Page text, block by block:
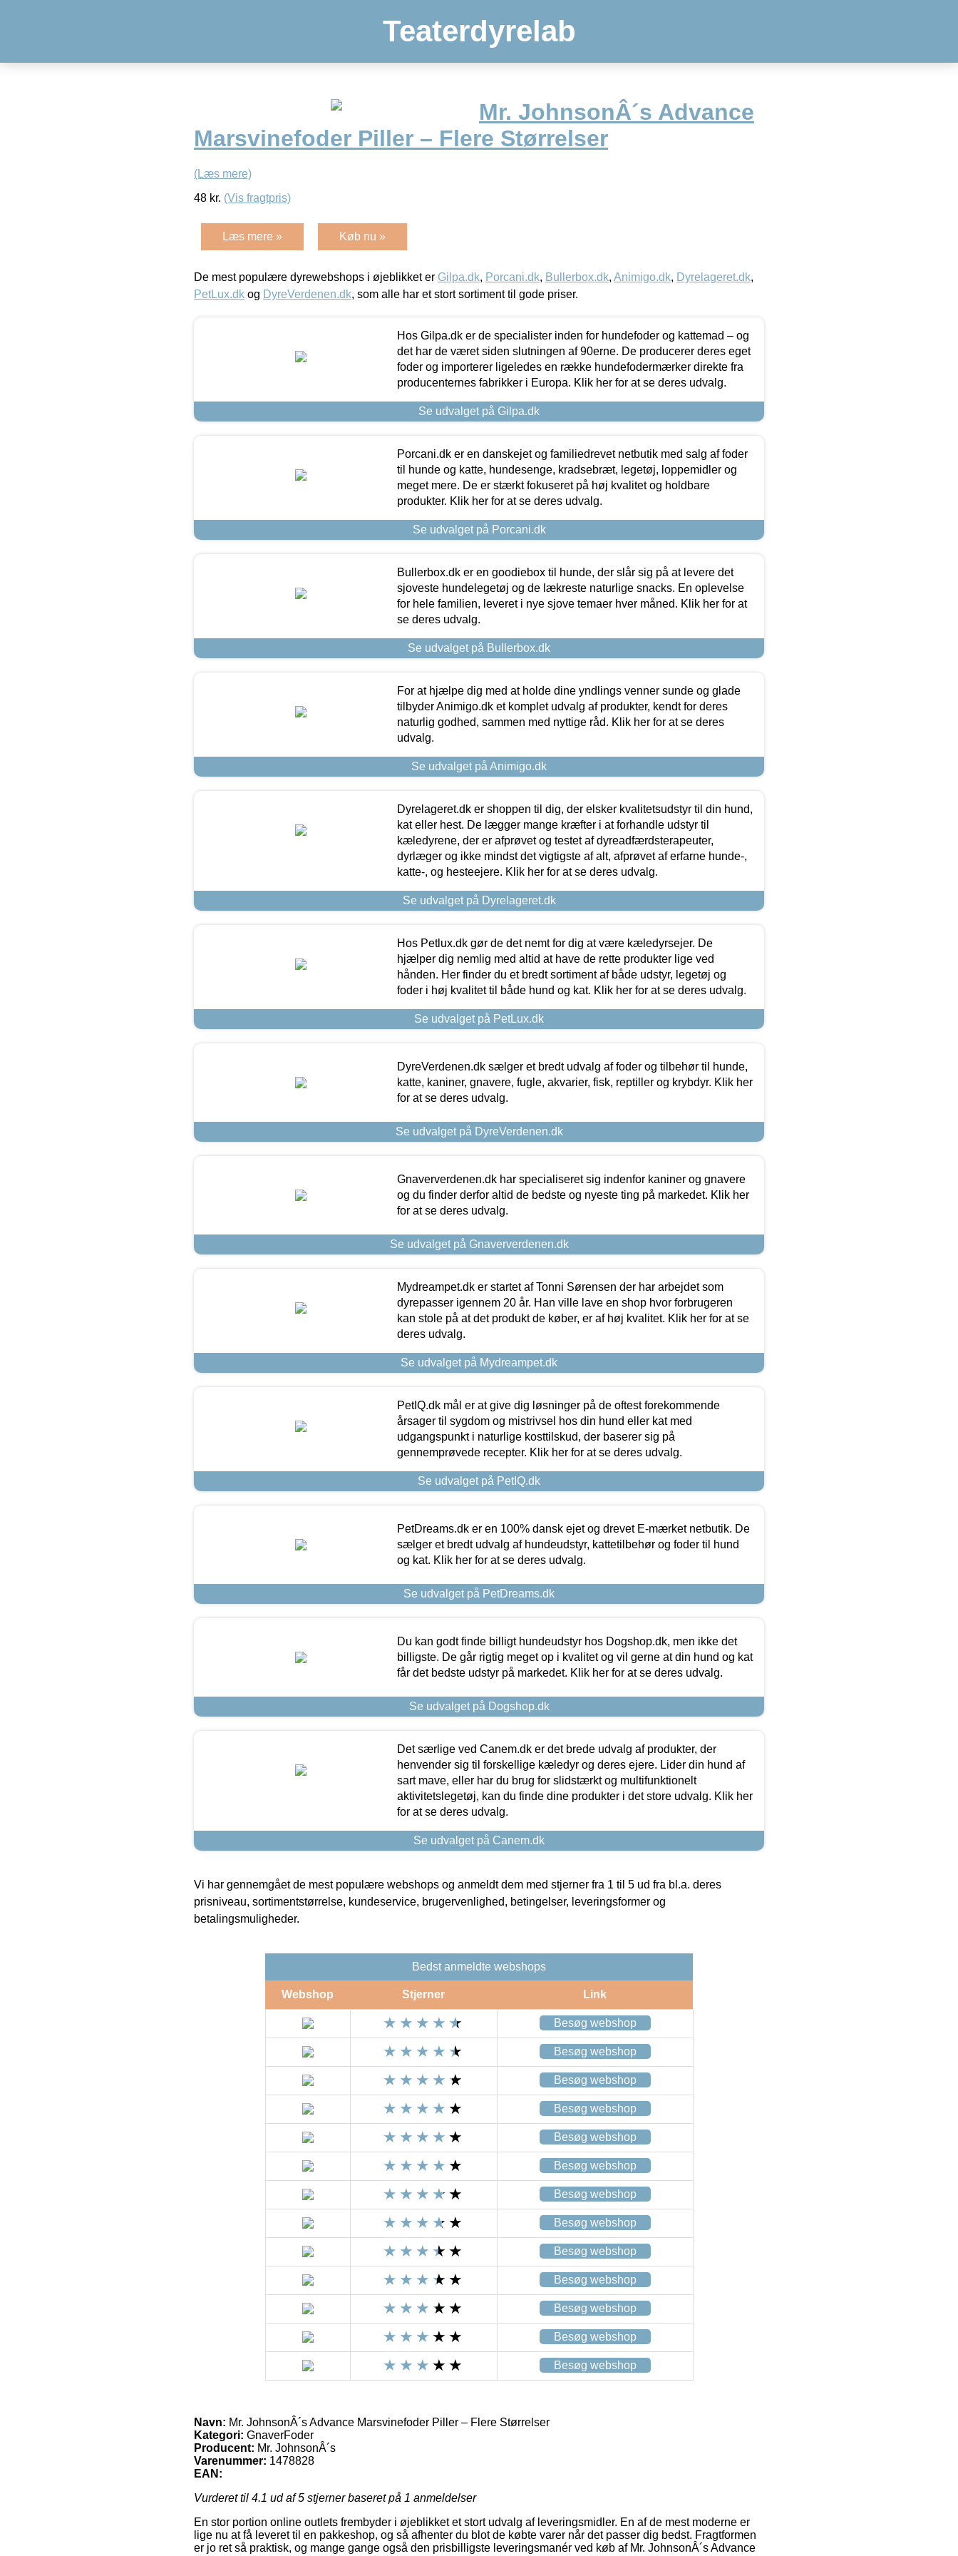
Teaterdyrelab
Mr. JohnsonÂ´s Advance
Marsvinefoder Piller – Flere Størrelser
(Læs mere)
48 kr. (Vis fragtpris)
Læs mere » Køb nu »
De mest populære dyrewebshops i øjeblikket er Gilpa.dk, Porcani.dk, Bullerbox.dk, Animigo.dk, Dyrelageret.dk,
PetLux.dk og DyreVerdenen.dk, som alle har et stort sortiment til gode priser.
Hos Gilpa.dk er de specialister inden for hundefoder og kattemad – og
det har de været siden slutningen af 90erne. De producerer deres eget
foder og importerer ligeledes en række hundefodermærker direkte fra
producenternes fabrikker i Europa. Klik her for at se deres udvalg.
Se udvalget på Gilpa.dk
Porcani.dk er en danskejet og familiedrevet netbutik med salg af foder
til hunde og katte, hundesenge, kradsebræt, legetøj, loppemidler og
meget mere. De er stærkt fokuseret på høj kvalitet og holdbare
produkter. Klik her for at se deres udvalg.
Se udvalget på Porcani.dk
Bullerbox.dk er en goodiebox til hunde, der slår sig på at levere det
sjoveste hundelegetøj og de lækreste naturlige snacks. En oplevelse
for hele familien, leveret i nye sjove temaer hver måned. Klik her for at
se deres udvalg.
Se udvalget på Bullerbox.dk
For at hjælpe dig med at holde dine yndlings venner sunde og glade
tilbyder Animigo.dk et komplet udvalg af produkter, kendt for deres
naturlig godhed, sammen med nyttige råd. Klik her for at se deres
udvalg.
Se udvalget på Animigo.dk
Dyrelageret.dk er shoppen til dig, der elsker kvalitetsudstyr til din hund,
kat eller hest. De lægger mange kræfter i at forhandle udstyr til
kæledyrene, der er afprøvet og testet af dyreadfærdsterapeuter,
dyrlæger og ikke mindst det vigtigste af alt, afprøvet af erfarne hunde-,
katte-, og hesteejere. Klik her for at se deres udvalg.
Se udvalget på Dyrelageret.dk
Hos Petlux.dk gør de det nemt for dig at være kæledyrsejer. De
hjælper dig nemlig med altid at have de rette produkter lige ved
hånden. Her finder du et bredt sortiment af både udstyr, legetøj og
foder i høj kvalitet til både hund og kat. Klik her for at se deres udvalg.
Se udvalget på PetLux.dk
DyreVerdenen.dk sælger et bredt udvalg af foder og tilbehør til hunde,
katte, kaniner, gnavere, fugle, akvarier, fisk, reptiller og krybdyr. Klik her
for at se deres udvalg.
Se udvalget på DyreVerdenen.dk
Gnaververdenen.dk har specialiseret sig indenfor kaniner og gnavere
og du finder derfor altid de bedste og nyeste ting på markedet. Klik her
for at se deres udvalg.
Se udvalget på Gnaververdenen.dk
Mydreampet.dk er startet af Tonni Sørensen der har arbejdet som
dyrepasser igennem 20 år. Han ville lave en shop hvor forbrugeren
kan stole på at det produkt de køber, er af høj kvalitet. Klik her for at se
deres udvalg.
Se udvalget på Mydreampet.dk
PetIQ.dk mål er at give dig løsninger på de oftest forekommende
årsager til sygdom og mistrivsel hos din hund eller kat med
udgangspunkt i naturlige kosttilskud, der baserer sig på
gennemprøvede recepter. Klik her for at se deres udvalg.
Se udvalget på PetIQ.dk
PetDreams.dk er en 100% dansk ejet og drevet E-mærket netbutik. De
sælger et bredt udvalg af hundeudstyr, kattetilbehør og foder til hund
og kat. Klik her for at se deres udvalg.
Se udvalget på PetDreams.dk
Du kan godt finde billigt hundeudstyr hos Dogshop.dk, men ikke det
billigste. De går rigtig meget op i kvalitet og vil gerne at din hund og kat
får det bedste udstyr på markedet. Klik her for at se deres udvalg.
Se udvalget på Dogshop.dk
Det særlige ved Canem.dk er det brede udvalg af produkter, der
henvender sig til forskellige kæledyr og deres ejere. Lider din hund af
sart mave, eller har du brug for slidstærkt og multifunktionelt
aktivitetslegetøj, kan du finde dine produkter i det store udvalg. Klik her
for at se deres udvalg.
Se udvalget på Canem.dk
Vi har gennemgået de mest populære webshops og anmeldt dem med stjerner fra 1 til 5 ud fra bl.a. deres
prisniveau, sortimentstørrelse, kundeservice, brugervenlighed, betingelser, leveringsformer og
betalingsmuligheder.
Bedst anmeldte webshops
Webshop Stjerner Link
Besøg webshop
Besøg webshop
Besøg webshop
Besøg webshop
Besøg webshop
Besøg webshop
Besøg webshop
Besøg webshop
Besøg webshop
Besøg webshop
Besøg webshop
Besøg webshop
Besøg webshop
Navn: Mr. JohnsonÂ´s Advance Marsvinefoder Piller – Flere Størrelser
Kategori: GnaverFoder
Producent: Mr. JohnsonÂ´s
Varenummer: 1478828
EAN:
Vurderet til 4.1 ud af 5 stjerner baseret på 1 anmeldelser
En stor portion online outlets frembyder i øjeblikket et stort udvalg af leveringsmidler. En af de mest moderne er
lige nu at få leveret til en pakkeshop, og så afhenter du blot de købte varer når det passer dig bedst. Fragtformen
er jo ret så praktisk, og mange gange også den prisbilligste leveringsmanér ved køb af Mr. JohnsonÂ´s Advance